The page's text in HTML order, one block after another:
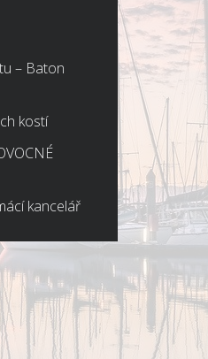
– Baton
kostí
kancelář